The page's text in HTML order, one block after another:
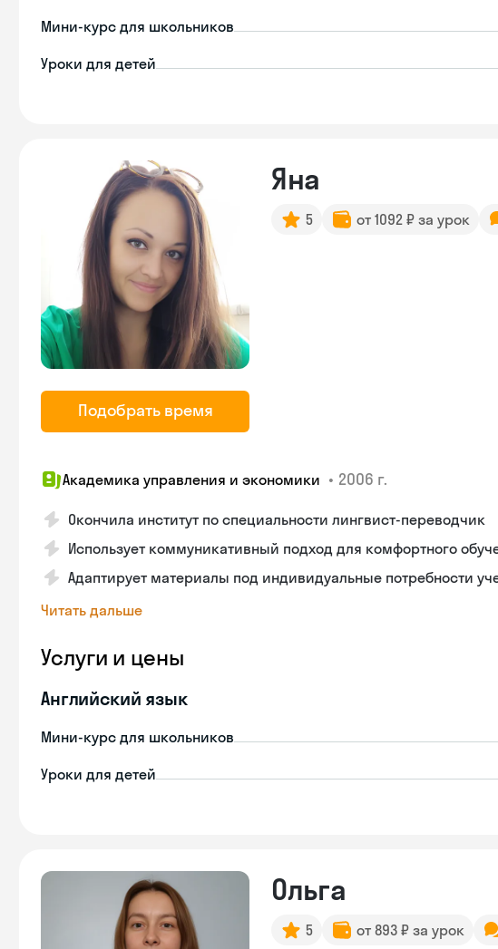
Мини-курс для школьников
Уроки для детей
Подобрать время
Яна
5 от 1092 ₽ за урок
Академика управления и экономики • 2006 г.
Окончила институт по специальности лингвист-переводчик
Использует коммуникативный подход для комфортного
Адаптирует материалы под индивидуальные потребности
Читать дальше
Услуги и цены
Английский язык
Мини-курс для школьников
Уроки для детей
Ольга
5 от 893 ₽ за урок